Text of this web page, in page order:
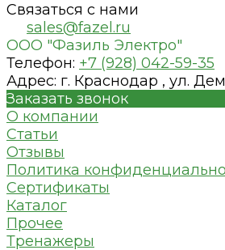
Связаться с нами
sales@fazel.ru
ООО "Фазиль Электро"
Телефон: +7 (928) 042-59-35
Адрес: г. Краснодар , ул.
Заказать звонок
О компании
Статьи
Отзывы
Политика
Сертификаты
Каталог
Прочее
Тренажеры